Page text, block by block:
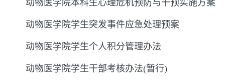
动物医学院本科生心理危机预防与干预实施方案
动物医学院学生突发事件应急处理预案
动物医学院学生个人积分管理办法
动物医学院学生干部考核办法(暂行)